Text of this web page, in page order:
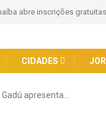
abre inscrições
CIDADES
apresenta…